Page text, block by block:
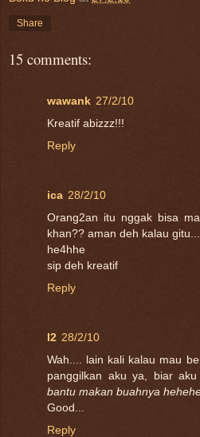
Share
15 comments:
wawank 27/2/10
Kreatif abizzz!!!
Reply
ica 28/2/10
Orang2an itu nggak bisa
khan?? aman deh kalau gitu...
he4hhe
sip deh kreatif
Reply
I2 28/2/10
Wah.... lain kali kalau mau
panggilkan aku ya, biar aku
bantu makan buahnya
Good...
Reply